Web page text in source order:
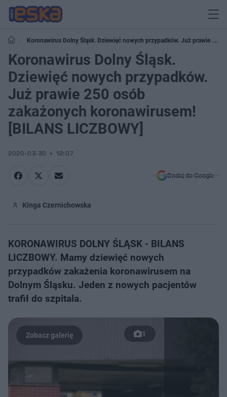
Koronawirus Dolny Śląsk. Dziewięć nowych przypadków. Już prawie 250
osób zakażonych koronawirusem! [BILANS LICZBOWY]
Koronawirus Dolny Śląsk.
Dziewięć nowych przypadków.
Już prawie 250 osób
zakażonych koronawirusem!
[BILANS LICZBOWY]
2020-03-30 12:07
Dodaj do Google
Kinga Czernichowska
KORONAWIRUS DOLNY ŚLĄSK - BILANS
LICZBOWY. Mamy dziewięć nowych
przypadków zakażenia koronawirusem na
Dolnym Śląsku. Jeden z nowych pacjentów
trafił do szpitala.
1